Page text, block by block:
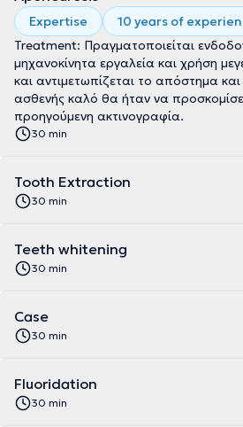
Expertise
10 years of
Treatment: Πραγματοποιείται
μηχανοκίνητα εργαλεία και χρήση
και αντιμετωπίζεται το απόστημα
ασθενής καλό θα ήταν να
προηγούμενη ακτινογραφία.
30 min
Tooth Extraction
30 min
Teeth whitening
30 min
Case
30 min
Fluoridation
30 min